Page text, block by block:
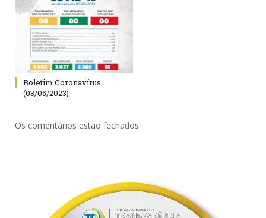
Boletim Coronavírus
(03/05/2023)
Os comentários estão fechados.